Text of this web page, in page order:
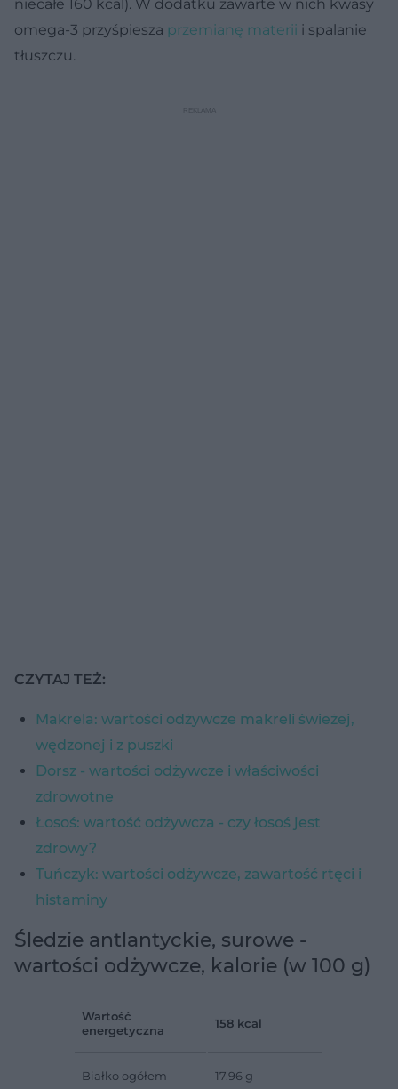
niecałe 160 kcal). W dodatku zawarte w nich kwasy
omega-3 przyśpiesza przemianę materii i spalanie
tłuszczu.
CZYTAJ TEŻ:
Makrela: wartości odżywcze makreli świeżej,
wędzonej i z puszki
Dorsz - wartości odżywcze i właściwości
zdrowotne
Łosoś: wartość odżywcza - czy łosoś jest
zdrowy?
Tuńczyk: wartości odżywcze, zawartość rtęci i
histaminy
Śledzie antlantyckie, surowe -
wartości odżywcze, kalorie (w 100 g)
Wartość
energetyczna
158 kcal
Białko ogółem 17.96 g